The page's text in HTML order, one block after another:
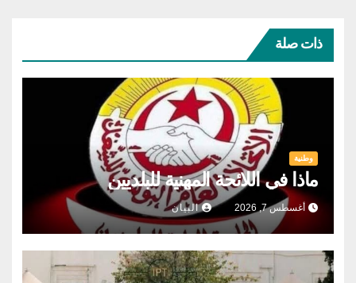
ذات صلة
وطنية
ماذا في اللائحة المهنية للبلديين
أغسطس 7, 2026 البيان